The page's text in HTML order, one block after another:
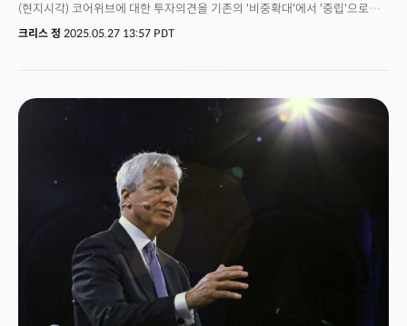
(현지시각) 코어위브에 대한 투자의견을 기존의 '비중확대'에서 '중립'으로
하향 조정하며 상승여력이 제한적이라 밝혔다. 코어위브는 3월 28일 IPO
이런 급격한 상승세에 대한 부담이 깔려있다. 라이모 랜쇼 애널리스트는
투자의견을 중립으로 하향하면서 "장기적으로는 여전히 낙관적이지만 단기
상승여력은 제한적"이라고 분석했다. 그는 코어위브가 현재 수준에서
"2026년 기준 EV/EBIT(이자와 세금 전 순이익 대비 기업가치)가 41배로
거래되고 있다."며 "2026년 총부채 314억 달러를 가정할 때, 성장세가
강하게 유지될 것으로 전망이 되지만 주가의 추가 상승을 뒷받침할 훨씬 높은
수준의 펀더멘탈적인 근거를 찾기 힘들다."고 설명했다. 👉 [더밀크알파] AI 붐
혹은 붕괴? 올해 최대 IPO, 코어위브가 보여준다
크리스 정 2025.05.27 13:57 PDT